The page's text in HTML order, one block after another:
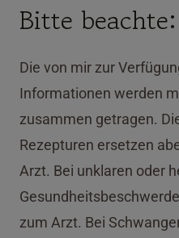
Bitte beachte:
Die von mir zur
Informationen werden
zusammen getragen.
Rezepturen ersetzen
Arzt. Bei unklaren oder
zum Arzt. Bei